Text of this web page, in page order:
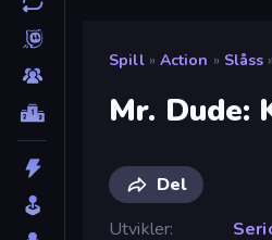
Spill » Action » Slåss
Mr. Dude:
Del
Utvikler